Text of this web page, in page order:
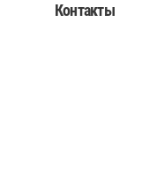
Контакты